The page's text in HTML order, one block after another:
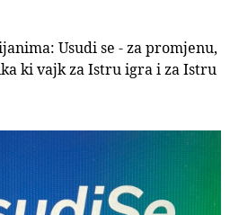
Usudi se - za promjenu,
ki vajk za Istru igra i za Istru